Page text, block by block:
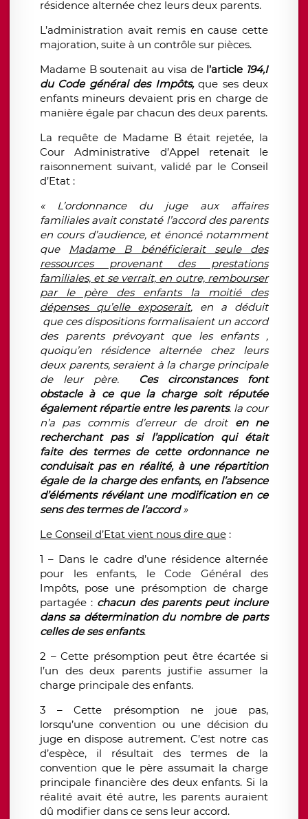
résidence alternée chez leurs deux parents.
L’administration avait remis en cause cette
majoration, suite à un contrôle sur pièces.
Madame B soutenait au visa de l’article 194,I
du Code général des Impôts,que ses deux
enfants mineurs devaient pris en charge de
manière égale par chacun des deux parents.
La requête de Madame B était rejetée, la
Cour Administrative d’Appel retenait le
raisonnement suivant, validé par le Conseil
d’Etat :
« L’ordonnance du juge aux affaires
familiales avait constaté l’accord des parents
en cours d’audience, et énoncé notamment
que Madame B bénéficierait seule des
ressources provenant des prestations
familiales, et se verrait, en outre, rembourser
par le père des enfants la moitié des
dépenses qu’elle exposerait, en a déduit
que ces dispositions formalisaient un accord
des parents prévoyant que les enfants ,
quoiqu’en résidence alternée chez leurs
deux parents, seraient à la charge principale
de leur père. Ces circonstances font
obstacle à ce que la charge soit réputée
également répartie entre les parents. la cour
n’a pas commis d’erreur de droit en ne
recherchant pas si l’application qui était
faite des termes de cette ordonnance ne
conduisait pas en réalité, à une répartition
égale de la charge des enfants, en l’absence
d’éléments révélant une modification en ce
sens des termes de l’accord»
Le Conseil d’Etat vient nous dire que :
1 – Dans le cadre d’une résidence alternée
pour les enfants, le Code Général des
Impôts, pose une présomption de charge
partagée : chacun des parents peut inclure
dans sa détermination du nombre de parts
celles de ses enfants.
2 – Cette présomption peut être écartée si
l’un des deux parents justifie assumer la
charge principale des enfants.
3 – Cette présomption ne joue pas,
lorsqu’une convention ou une décision du
juge en dispose autrement. C’est notre cas
d’espèce, il résultait des termes de la
convention que le père assumait la charge
principale financière des deux enfants. Si la
réalité avait été autre, les parents auraient
dû modifier dans ce sens leur accord.